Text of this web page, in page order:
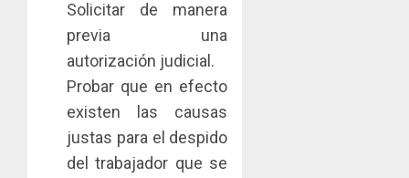
Solicitar de manera
previa una
autorización judicial.
Probar que en efecto
existen las causas
justas para el despido
del trabajador que se